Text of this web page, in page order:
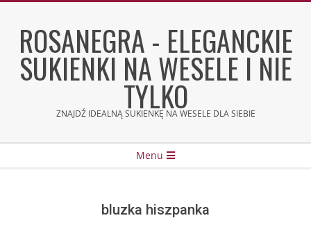
contentROSANEGRA - ELEGANCKIE
SUKIENKI NA WESELE I NIE
TYLKO
ZNAJDŹ IDEALNĄ SUKIENKĘ NA WESELE DLA SIEBIE
Menu
bluzka hiszpanka